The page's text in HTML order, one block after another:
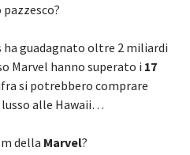
ha guadagnato oltre 2 miliardi
Marvel hanno superato i 17
si potrebbero comprare
lusso alle Hawaii…
della Marvel?